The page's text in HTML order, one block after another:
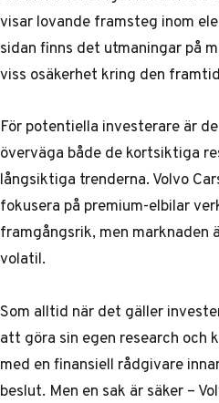
visar lovande framsteg inom
sidan finns det utmaningar på
viss osäkerhet kring den
För potentiella investerare är
överväga både de kortsiktiga
långsiktiga trenderna. Volvo
fokusera på premium-elbilar
framgångsrik, men marknaden
volatil.
Som alltid när det gäller
att göra sin egen research och
med en finansiell rådgivare
beslut. Men en sak är säker –